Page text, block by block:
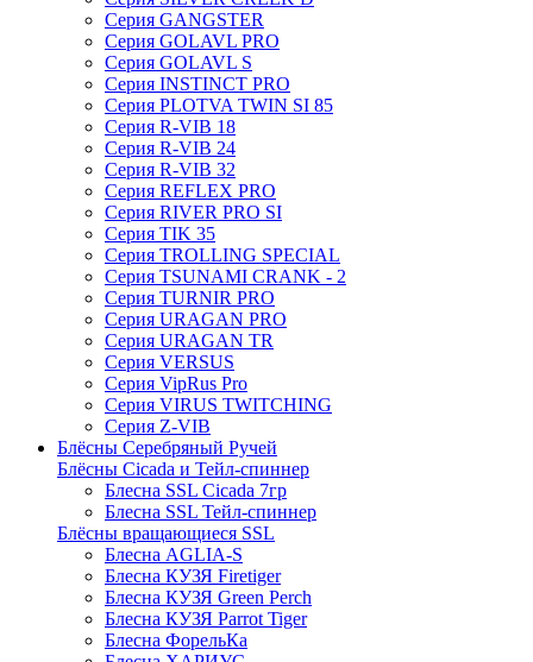
Серия GANGSTER
Серия GOLAVL PRO
Серия GOLAVL S
Серия INSTINCT PRO
Серия PLOTVA TWIN SI 85
Серия R-VIB 18
Серия R-VIB 24
Серия R-VIB 32
Серия REFLEX PRO
Серия RIVER PRO SI
Серия TIK 35
Серия TROLLING SPECIAL
Серия TSUNAMI CRANK - 2
Серия TURNIR PRO
Серия URAGAN PRO
Серия URAGAN TR
Серия VERSUS
Серия VipRus Pro
Серия VIRUS TWITCHING
Серия Z-VIB
Блёсны Серебряный Ручей
Блёсны Cicada и Тейл-спиннер
Блесна SSL Cicada 7гр
Блесна SSL Тейл-спиннер
Блёсны вращающиеся SSL
Блесна AGLIA-S
Блесна КУЗЯ Firetiger
Блесна КУЗЯ Green Perch
Блесна КУЗЯ Parrot Tiger
Блесна ФорельКа